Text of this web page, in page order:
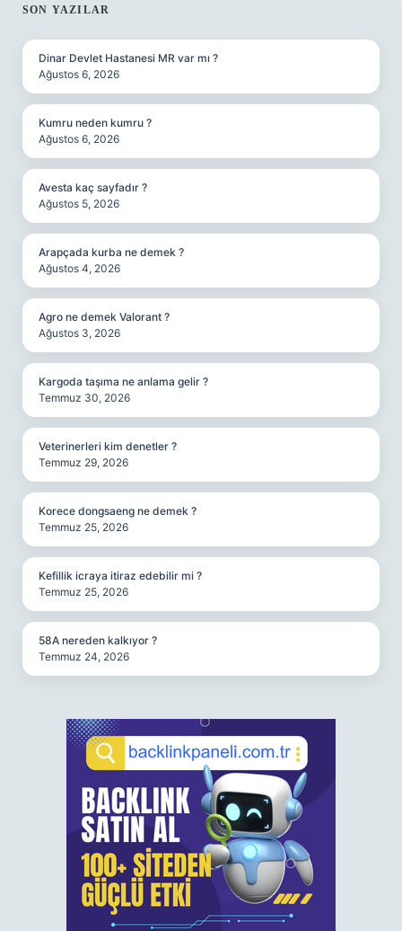
SIDEBAR
SON YAZILAR
Dinar Devlet Hastanesi MR var mı ?
Ağustos 6, 2026
Kumru neden kumru ?
Ağustos 6, 2026
Avesta kaç sayfadır ?
Ağustos 5, 2026
Arapçada kurba ne demek ?
Ağustos 4, 2026
Agro ne demek Valorant ?
Ağustos 3, 2026
Kargoda taşıma ne anlama gelir ?
Temmuz 30, 2026
Veterinerleri kim denetler ?
Temmuz 29, 2026
Korece dongsaeng ne demek ?
Temmuz 25, 2026
Kefillik icraya itiraz edebilir mi ?
Temmuz 25, 2026
58A nereden kalkıyor ?
Temmuz 24, 2026